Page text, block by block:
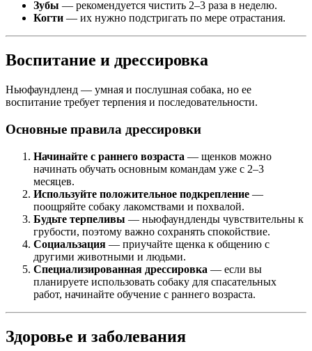
Зубы — рекомендуется чистить 2–3 раза в неделю.
Когти — их нужно подстригать по мере отрастания.
Воспитание и дрессировка
Ньюфаундленд — умная и послушная собака, но ее
воспитание требует терпения и последовательности.
Основные правила дрессировки
Начинайте с раннего возраста — щенков можно
начинать обучать основным командам уже с 2–3
месяцев.
Используйте положительное подкрепление —
поощряйте собаку лакомствами и похвалой.
Будьте терпеливы — ньюфаундленды чувствительны к
грубости, поэтому важно сохранять спокойствие.
Социальзация — приучайте щенка к общению с
другими животными и людьми.
Специализированная дрессировка — если вы
планируете использовать собаку для спасательных
работ, начинайте обучение с раннего возраста.
Здоровье и заболевания